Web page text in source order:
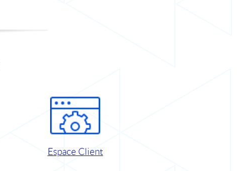
Espace Client